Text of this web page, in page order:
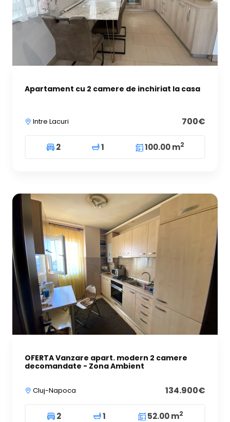
Apartament cu 2 camere de inchiriat la casa
Intre Lacuri 700€
2 1 100.00 m2
OFERTA Vanzare apart. modern 2 camere
decomandate - Zona Ambient
Cluj-Napoca 134.900€
2 1 52.00 m2